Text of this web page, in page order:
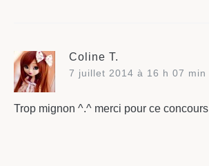
Coline T.
7 juillet 2014 à 16 h 07 min
Trop mignon ^.^ merci pour ce concours